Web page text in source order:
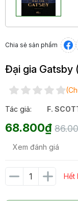
Chia sẻ sản phẩm
Đại gia Gatsby
Tác giả: F.
68.800₫
Xem đánh giá
Hết